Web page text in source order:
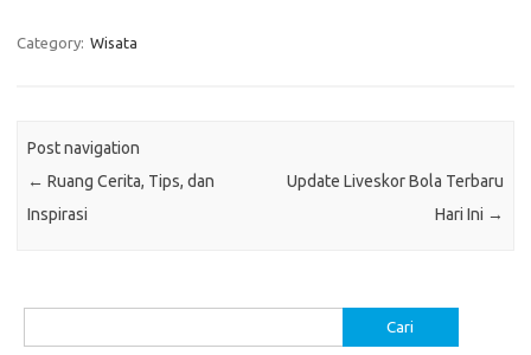
e
o
k
it
Category: Wisata
Post navigation
← Ruang Cerita, Tips, dan
Inspirasi
Update Liveskor Bola Terbaru
Hari Ini →
untuk: